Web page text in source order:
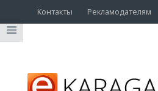
Контакты Рекламодателям